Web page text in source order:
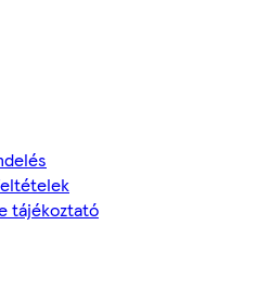
tájékoztató